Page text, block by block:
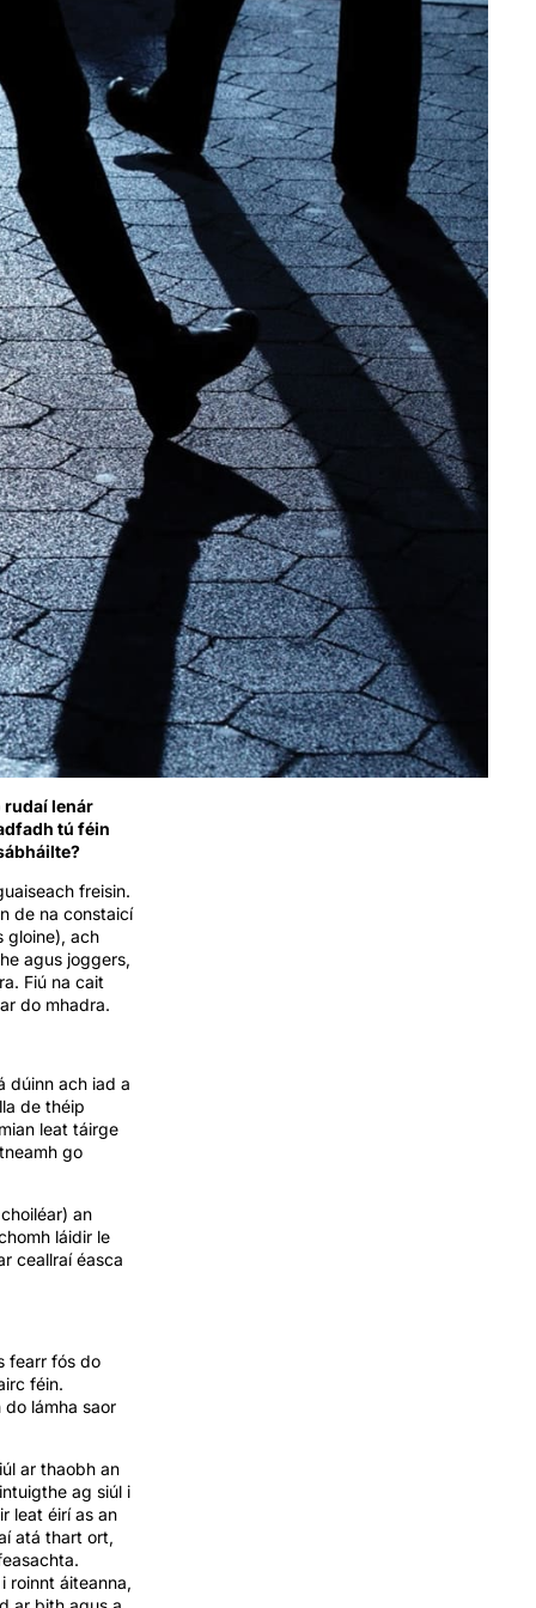
rudaí lenár
tú féin
freisin.
de na constaicí
gloine), ach
agus joggers,
Fiú na cait
do mhadra.
dúinn ach iad a
de théip
leat táirge
go
an
láidir le
ceallraí éasca
fearr fós do
féin.
lámha saor
ar thaobh an
ag siúl i
leat éirí as an
atá thart ort,
roinnt áiteanna,